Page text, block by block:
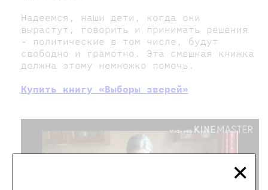
×
Надеемся, наши дети, когда они
вырастут, говорить и принимать решения
- политические в том числе, будут
свободно и грамотно. Эта смешная книжка
должна этому немножко помочь.
Купить книгу «Выборы зверей»